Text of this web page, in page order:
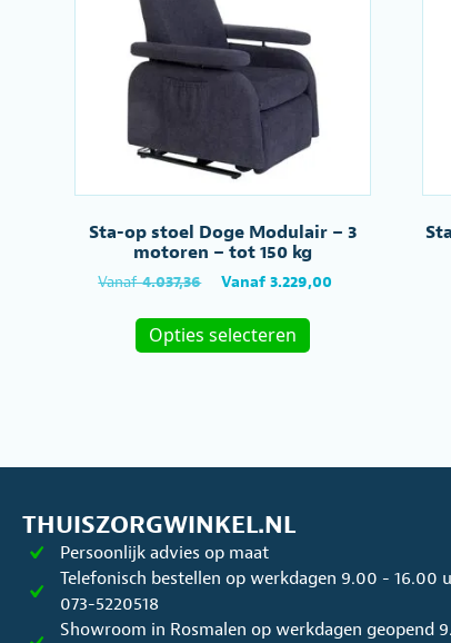
Sta-op stoel Doge Modulair – 3
motoren – tot 150 kg
Vanaf4.037,36
Oorspronkelijke
was:
Vanaf
Vanaf3.229,00
Opties selecteren
optie
de
productpagina
THUISZORGWINKEL.NL
Persoonlijk advies op maat
Telefonisch bestellen op werkdagen 9.00 - 16.00
073-5220518
Showroom in Rosmalen op werkdagen geopend